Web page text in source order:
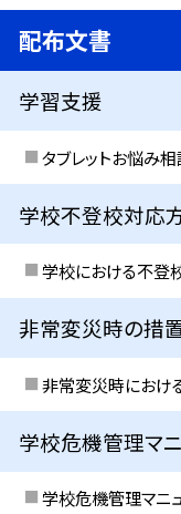
配布文書
学習支援
タブレットお悩み
学校不登校対応
学校における不登
非常変災時の措
非常変災時におけ
学校危機管理マ
学校危機管理マニ